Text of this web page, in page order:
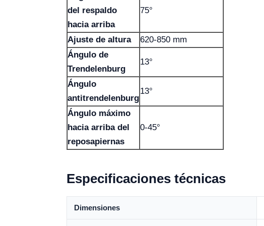
del respaldo
hacia arriba
75°
Ajuste de altura
620-850 mm
Ángulo de
Trendelenburg
13°
Ángulo
antitrendelenburg
13°
Ángulo máximo
hacia arriba del
reposapiernas
0-45°
Especificaciones técnicas
Dimensiones